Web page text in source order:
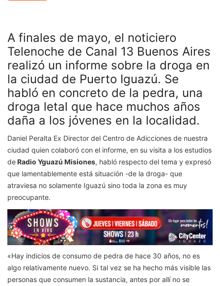
A finales de mayo, el noticiero
Telenoche de Canal 13 Buenos Aires
realizó un informe sobre la droga en
la ciudad de Puerto Iguazú. Se
habló en concreto de la pedra, una
droga letal que hace muchos años
daña a los jóvenes en la localidad.
Daniel Peralta Ex Director del Centro de Adicciones de nuestra
ciudad quien colaboró con el informe, en su visita a los estudios
deRadio Yguazú Misiones, habló respecto del tema y expresó
que lamentablemente está situación -de la droga- que
atraviesa no solamente Iguazú sino toda la zona es muy
preocupante.
«Hay indicios de consumo de pedra de hace 30 años, no es
algo relativamente nuevo. Si tal vez se ha hecho más visible las
personas que consumen la sustancia, antes por allí no se